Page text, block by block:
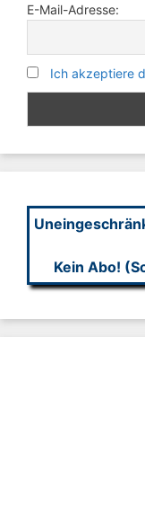
E-Mail-Adresse:
Ich akzeptiere
Kein Abo!